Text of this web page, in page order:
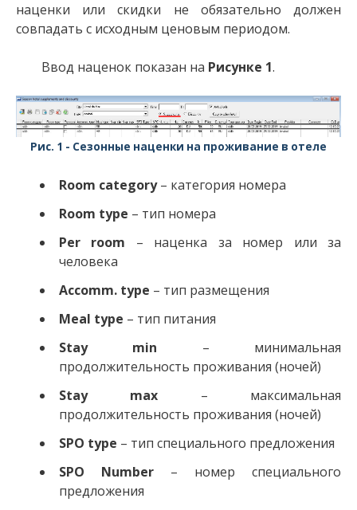
наценки или скидки не обязательно должен
совпадать с исходным ценовым периодом.
Ввод наценок показан на Рисунке 1.
Сезонные наценки на проживание в отеле
Room category– категория номера
Room type – тип номера
Per room – наценка за номер или за
человека
Accomm. type – тип размещения
Meal type – тип питания
Stay min – минимальная
продолжительность проживания (ночей)
Stay max – максимальная
продолжительность проживания (ночей)
SPO type – тип специального предложения
SPO Number – номер специального
предложения